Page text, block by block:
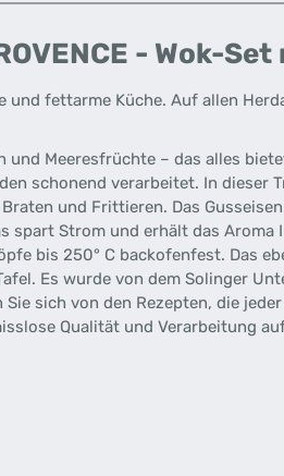
- Wok-Set
und fettarme Küche. Auf allen
und Meeresfrüchte – das alles
schonend verarbeitet. In dieser
und Frittieren. Das
Strom und erhält das Aroma
bis 250° C backofenfest. Das
Es wurde von dem Solinger
sich von den Rezepten, die
Qualität und Verarbeitung